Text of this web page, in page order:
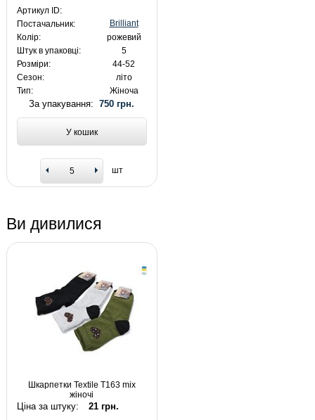
Артикул ID:
Постачальник:
Brilliant
Колір:
рожевий
Штук в упаковці:
5
Розміри:
44-52
Сезон:
літо
Тип:
Жіноча
За упакування:750 грн.
У кошик
шт
Ви дивилися
Шкарпетки Textile T163 mix
жіночі
Ціна за штуку: 21 грн.